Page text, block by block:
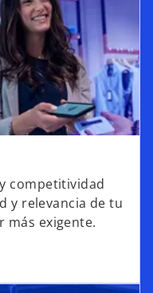
competitividad
y relevancia de tu
más exigente.